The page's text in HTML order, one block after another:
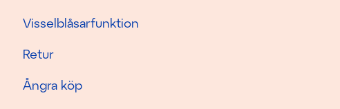
Visselblåsarfunktion
Retur
Ångra köp